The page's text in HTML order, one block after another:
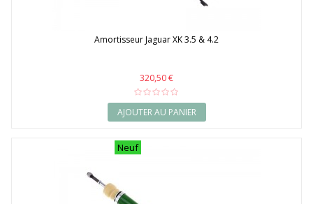
Amortisseur Jaguar XK 3.5 & 4.2
320,50 €
AJOUTER AU PANIER
Neuf